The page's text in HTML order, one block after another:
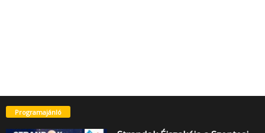
Programajánló